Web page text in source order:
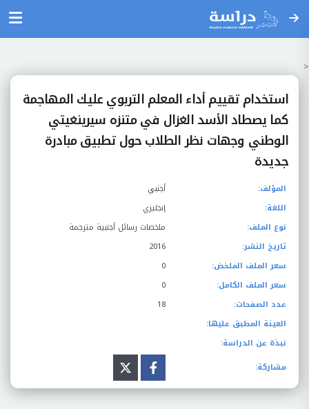
<
استخدام تقييم أداء المعلم التربوي عليك المهاجمة
كما يصطاد الأسد الغزال في متنزه سيرينغيتي
الوطني وجهات نظر الطلاب حول تطبيق مبادرة
جديدة
المؤلف:
أجنبي
اللغة:
إنجليزي
نوع الملف:
ملخصات رسائل أجنبية مترجمة
تاريخ النشر:
2016
سعر الملف الملخض:
0
سعر الملف الكامل:
0
عدد الصفحات:
18
العينة المطبق عليها:
نبذة عن الدراسة:
مشاركة: